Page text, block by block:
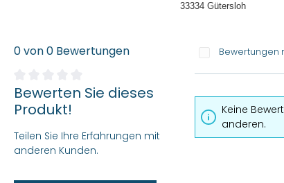
33334 Gütersloh
0 von 0 Bewertungen
Durchschnittliche Bewertung von 0 von 5 Sternen
Bewerten Sie dieses
Produkt!
Teilen Sie Ihre Erfahrungen mit
anderen Kunden.
Bewertungen
Keine
anderen.